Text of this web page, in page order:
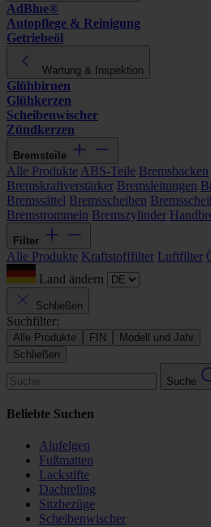
AdBlue®
Autopflege & Reinigung
Getriebeöl
Wartung & Inspektion
Glühbirnen
Glühkerzen
Scheibenwischer
Zündkerzen
Bremsteile
Alle Produkte ABS-Teile Bremsbacken
Bremskraftverstärker Bremsleitungen
Bremssättel Bremsscheiben
Bremstrommeln Bremszylinder
Filter
Alle Produkte Kraftstofffilter Luftfilter
Land ändern
Schließen
Suchfilter:
Alle Produkte FIN
Modell und Jahr
Schließen
Suche
Beliebte Suchen
Alufelgen
Fußmatten
Lackstifte
Dachreling
Sitzbezüge
Scheibenwischer